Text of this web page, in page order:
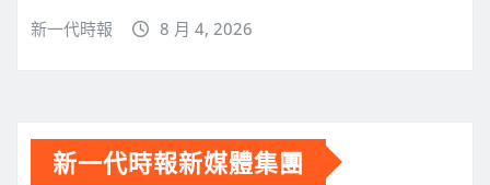
新一代時報 8 月 4, 2026
新一代時報新媒體集團